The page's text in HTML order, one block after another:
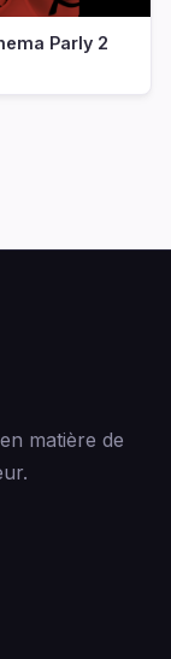
Parly 2
matière de